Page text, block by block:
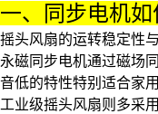
一、同步电机如
摇头风扇的运转稳定性
永磁同步电机通过磁场
音低的特性特别适合家用
工业级摇头风扇则多采